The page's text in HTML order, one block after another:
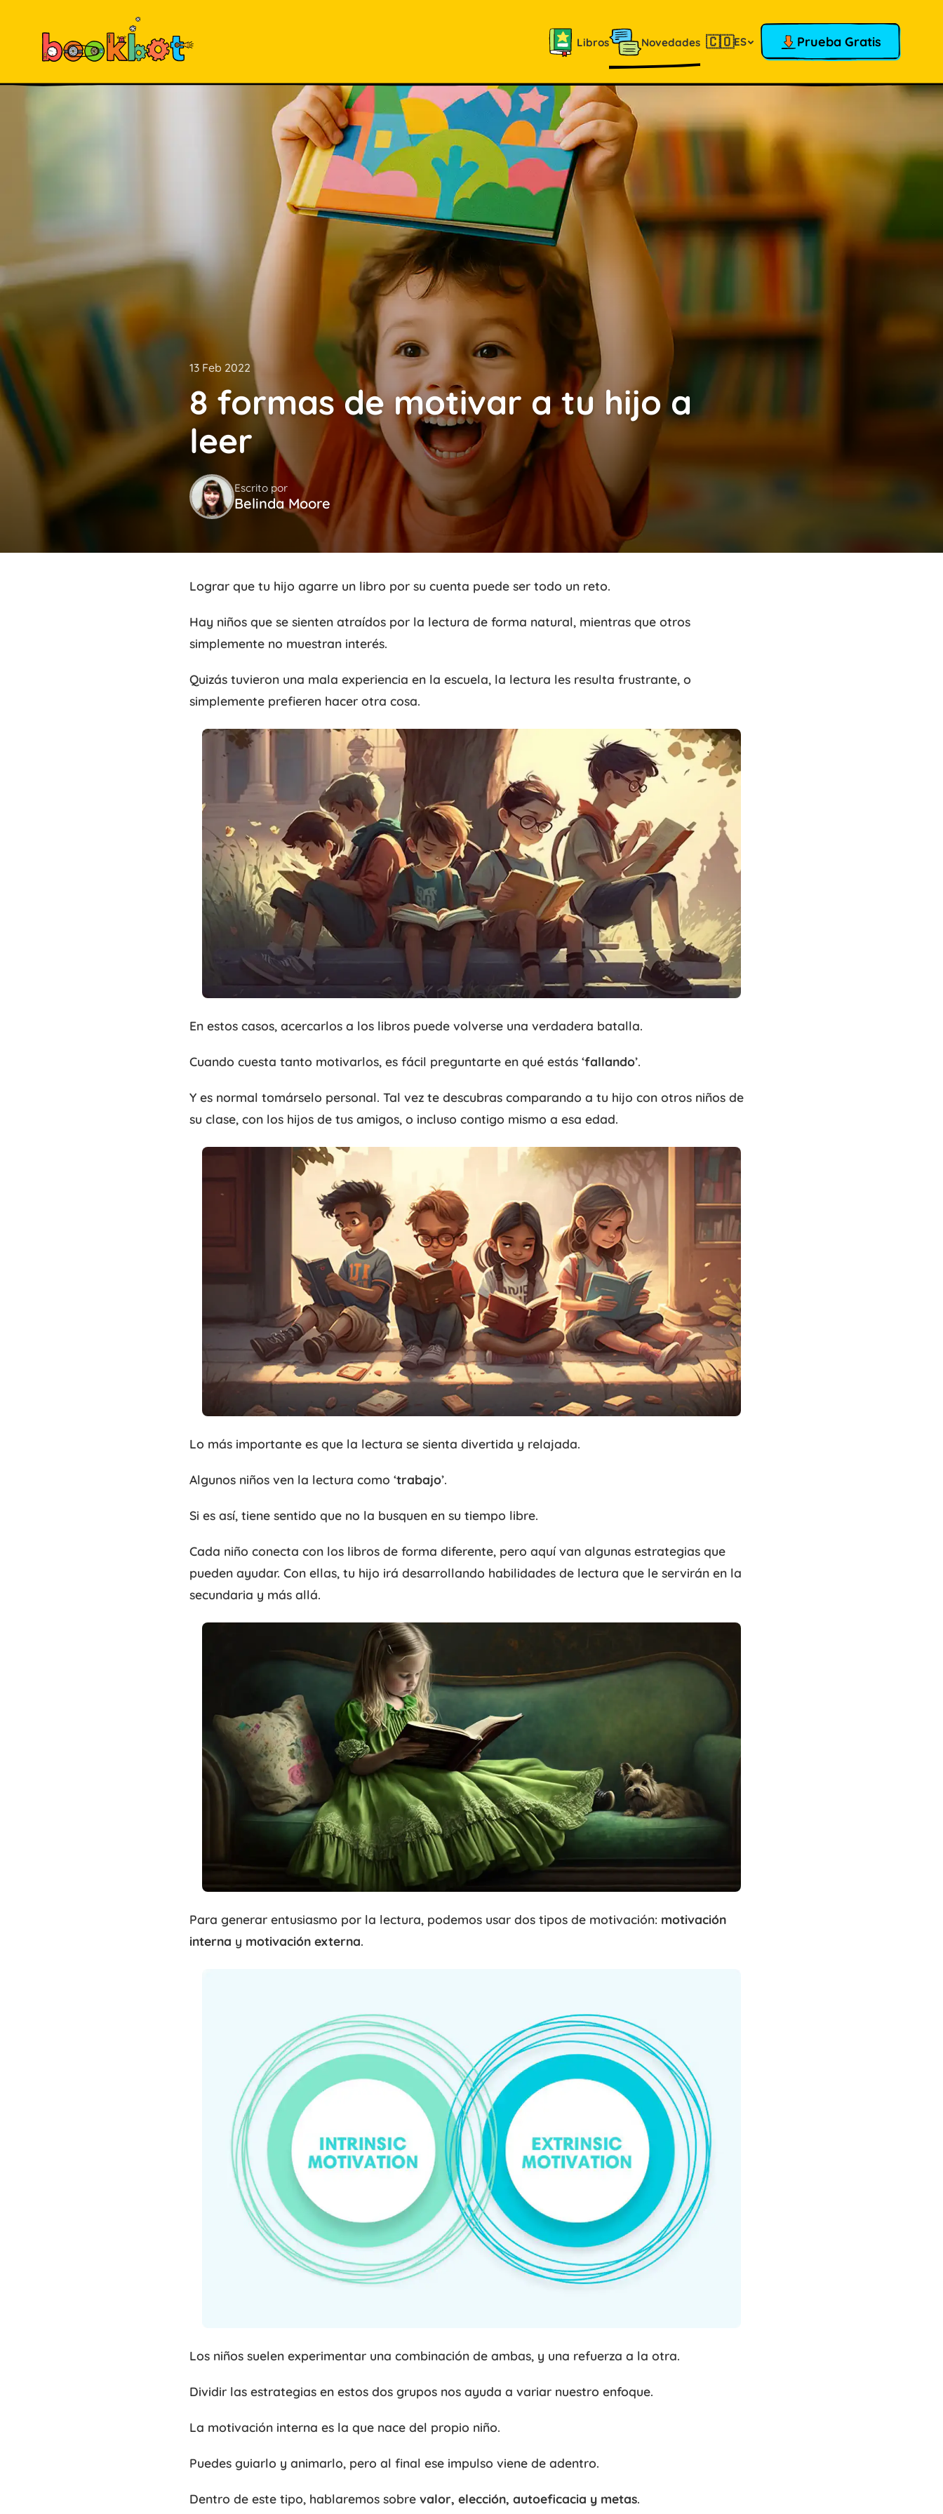
Libros Novedades 🇨🇴ES Prueba Gratis
13 Feb 2022
8 formas de motivar a tu hijo a
leer
Escrito por
Belinda Moore
Lograr que tu hijo agarre un libro por su cuenta puede ser todo un reto.
Hay niños que se sienten atraídos por la lectura de forma natural, mientras que otros
simplemente no muestran interés.
Quizás tuvieron una mala experiencia en la escuela, la lectura les resulta frustrante, o
simplemente prefieren hacer otra cosa.
En estos casos, acercarlos a los libros puede volverse una verdadera batalla.
Cuando cuesta tanto motivarlos, es fácil preguntarte en qué estás ‘fallando’.
Y es normal tomárselo personal. Tal vez te descubras comparando a tu hijo con otros niños de
su clase, con los hijos de tus amigos, o incluso contigo mismo a esa edad.
Lo más importante es que la lectura se sienta divertida y relajada.
Algunos niños ven la lectura como ‘trabajo’.
Si es así, tiene sentido que no la busquen en su tiempo libre.
Cada niño conecta con los libros de forma diferente, pero aquí van algunas estrategias que
pueden ayudar. Con ellas, tu hijo irá desarrollando habilidades de lectura que le servirán en la
secundaria y más allá.
Para generar entusiasmo por la lectura, podemos usar dos tipos de motivación: motivación
interna y motivación externa.
Los niños suelen experimentar una combinación de ambas, y una refuerza a la otra.
Dividir las estrategias en estos dos grupos nos ayuda a variar nuestro enfoque.
La motivación interna es la que nace del propio niño.
Puedes guiarlo y animarlo, pero al final ese impulso viene de adentro.
Dentro de este tipo, hablaremos sobre valor, elección, autoeficacia y metas.